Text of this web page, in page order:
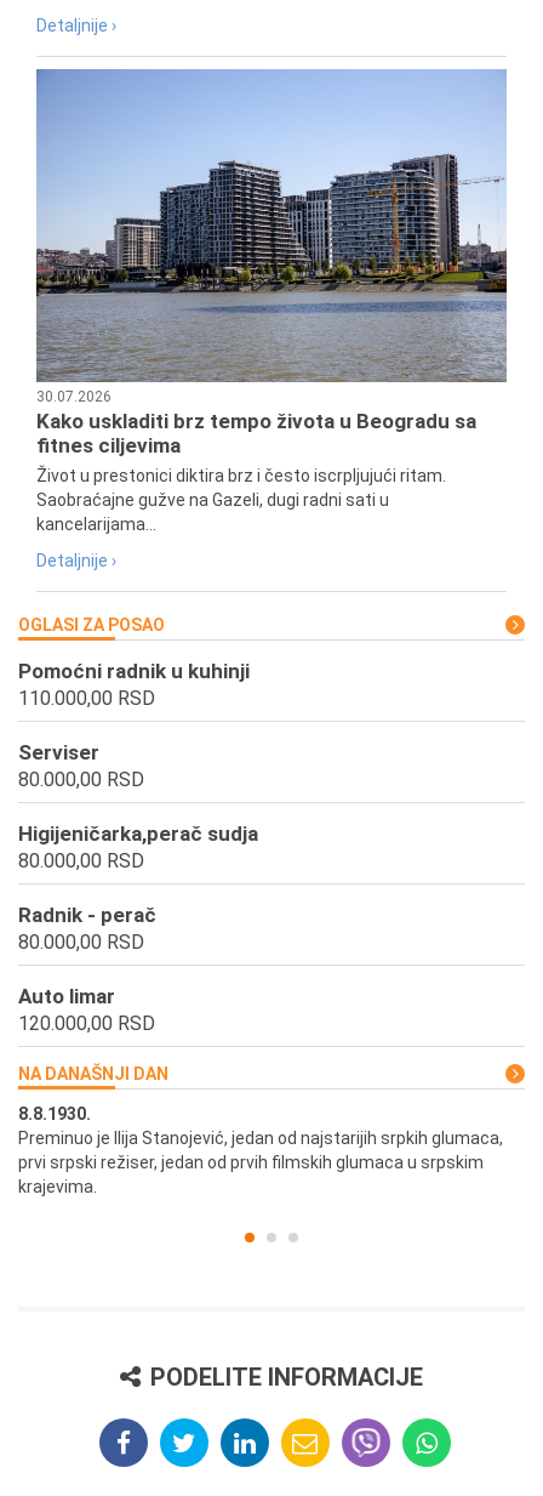
Detaljnije ›
30.07.2026
Kako uskladiti brz tempo života u Beogradu sa
fitnes ciljevima
Život u prestonici diktira brz i često iscrpljujući ritam.
Saobraćajne gužve na Gazeli, dugi radni sati u
kancelarijama...
Detaljnije ›
OGLASI ZA POSAO
Pomoćni radnik u kuhinji
110.000,00 RSD
Serviser
80.000,00 RSD
Higijeničarka,perač sudja
80.000,00 RSD
Radnik - perač
80.000,00 RSD
Auto limar
120.000,00 RSD
NA DANAŠNJI DAN
8.8.1930.
Preminuo je Ilija Stanojević, jedan od najstarijih srpkih glumaca,
prvi srpski režiser, jedan od prvih filmskih glumaca u srpskim
krajevima.
PODELITE INFORMACIJE